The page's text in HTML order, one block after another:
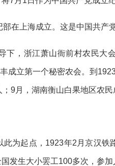
在上海成立。这是中国共产
下，浙江萧山衙前村农民大
成立第一个秘密农会。到
9月，湖南衡山白果地区农
为起点，1923年2月京汉铁
发生大小罢工100多次，参